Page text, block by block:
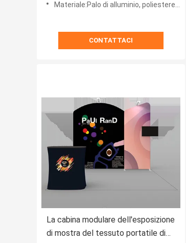
Materiale:Palo di alluminio, poliestere 100%
CONTATTACI
La cabina modulare dell'esposizione
di mostra del tessuto portatile di